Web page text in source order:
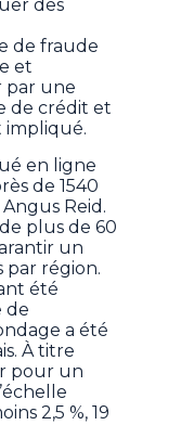
des
de fraude
et
par une
de crédit et
en ligne
de 1540
Reid.
plus de 60
un
par région.
été
de
a été
À titre
pour un
2,5 %, 19